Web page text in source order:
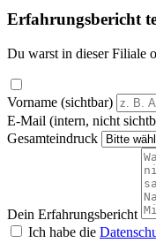
Erfahrungsbericht
Du warst in dieser Filiale
Vorname (sichtbar)
E-Mail (intern, nicht
Gesamteindruck
Dein Erfahrungsbericht
Ich habe die